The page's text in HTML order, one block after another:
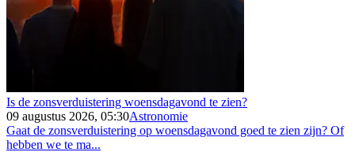
Is de zonsverduistering woensdagavond te zien?
09 augustus 2026, 05:30Astronomie
Gaat de zonsverduistering op woensdagavond goed te zien zijn? Of
hebben we te ma...